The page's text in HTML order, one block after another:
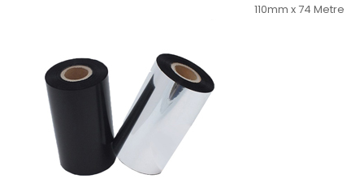
110mm x 74 Metre